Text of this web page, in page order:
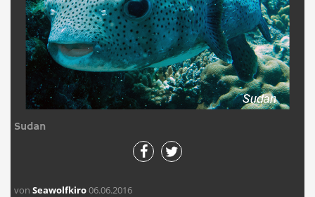
Sudan
von Seawolfkiro06.06.2016